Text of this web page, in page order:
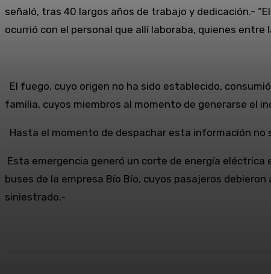
señaló, tras 40 largos años de trabajo y dedicación.-
ocurrió con el personal que allí laboraba, quienes
El fuego, cuyo origen no ha sido establecido,
familia, cuyos miembros al momento de generarse el
Hasta el momento de despachar esta información
Esta emergencia generó un corte de energía
buses de la empresa Bío Bío, cuyos pasajeros
siniestrado.-